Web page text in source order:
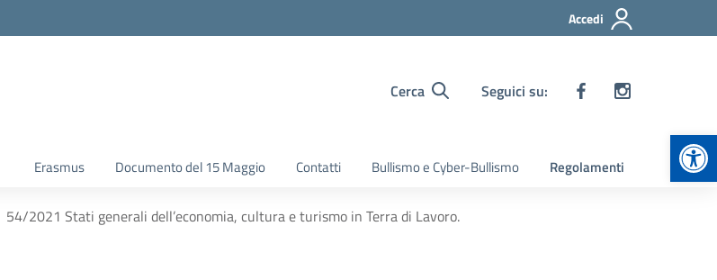
Accedi
Cerca Seguici su:
Erasmus Documento del 15 Maggio Contatti Bullismo e Cyber-Bullismo Regolamenti
54/2021 Stati generali dell’economia, cultura e turismo in Terra di Lavoro.